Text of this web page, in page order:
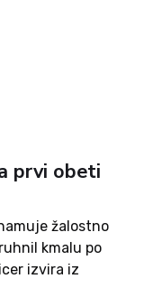
prvi obeti
žalostno
kmalu po
izvira iz